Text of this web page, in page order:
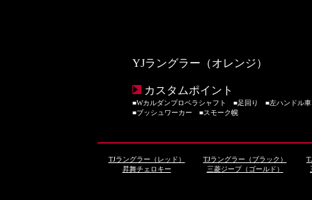
YJラングラー（オレンジ）
カスタムポイント
■Wカルダンプロペラシャフト ■足回り ■左ハンドル
■ブッシュワーカー ■スモーク幌
TJラングラー（レッド） TJラングラー（ブラック）
昇舞チェロキー
三菱ジープ（ゴールド）